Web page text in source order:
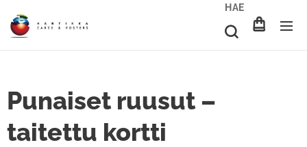
HAE
Punaiset ruusut –
taitettu kortti